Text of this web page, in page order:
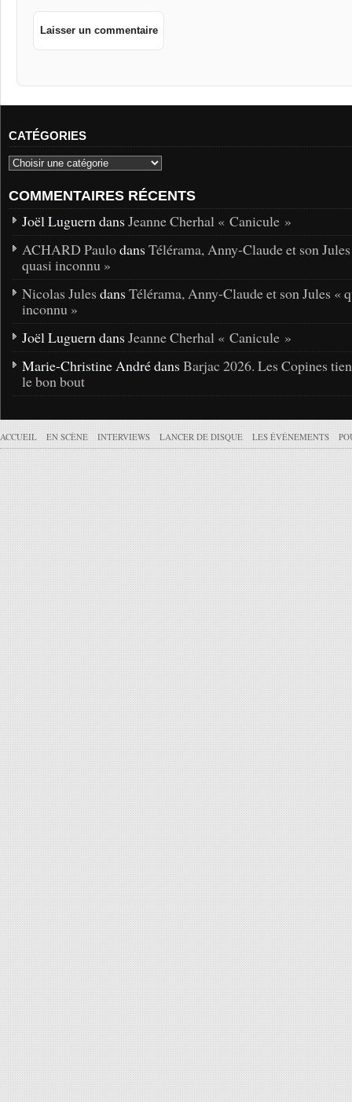
CATÉGORIES
COMMENTAIRES RÉCENTS
Joël Luguern dans Jeanne Cherhal « Canicule »
ACHARD Paulodans Télérama, Anny-Claude et son
quasi inconnu »
Nicolas Jules dans Télérama, Anny-Claude et son Jules «
inconnu »
Joël Luguern dans Jeanne Cherhal « Canicule »
Marie-Christine André dans Barjac 2026. Les Copines
le bon bout
ACCUEIL EN SCÈNE INTERVIEWS LANCER DE DISQUE LES ÉVÉNEMENTS